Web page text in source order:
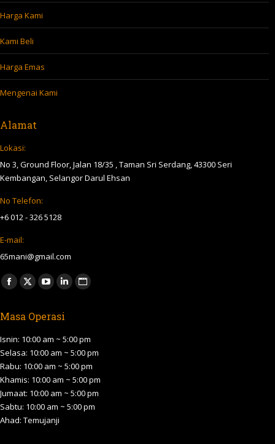
Harga Kami
Kami Beli
Harga Emas
Mengenai Kami
Alamat
Lokasi:
No 3, Ground Floor, Jalan 18/35 , Taman Sri Serdang, 43300 Seri
Kembangan, Selangor Darul Ehsan
No Telefon:
+6 012 - 326 5128
E-mail:
65mani@gmail.com
Find us on:
Facebook
opens
in
new
window
X
opens
in
new
window
YouTube
opens
in
new
window
Linkedin
opens
in
new
window
Website
in
new
window
Masa Operasi
Isnin: 10:00 am ~ 5:00 pm
Selasa: 10:00 am ~ 5:00 pm
Rabu: 10:00 am ~ 5:00 pm
Khamis: 10:00 am ~ 5:00 pm
Jumaat: 10:00 am ~ 5:00 pm
Sabtu: 10:00 am ~ 5:00 pm
Ahad: Temujanji